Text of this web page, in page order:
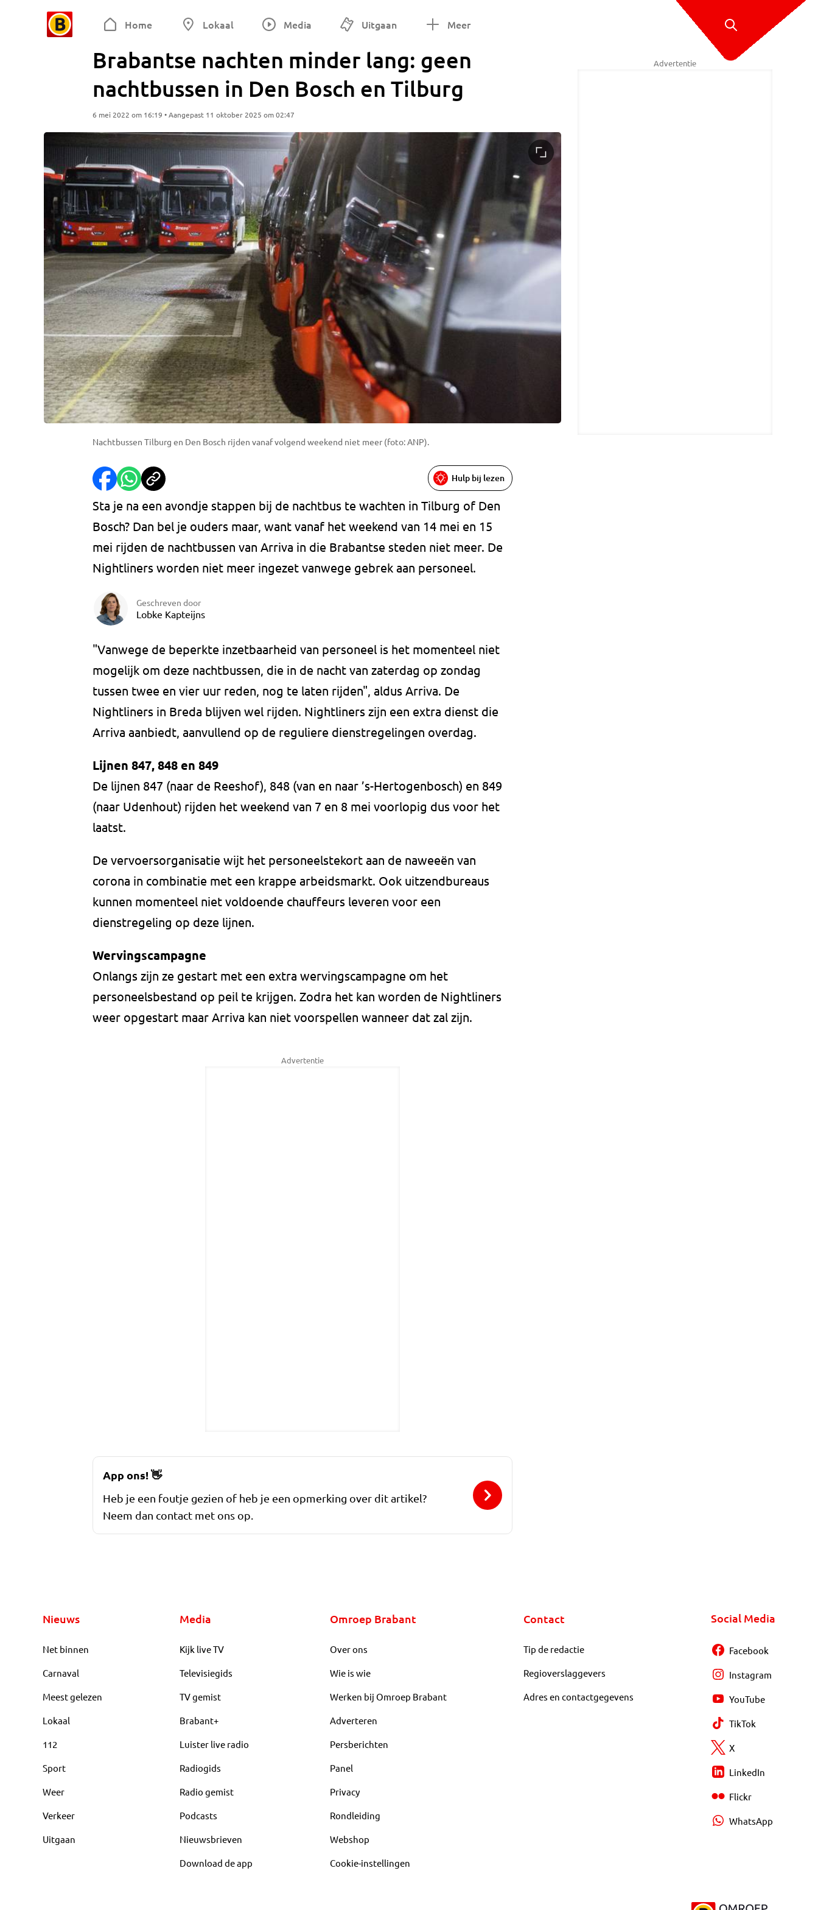
Home Lokaal Media Uitgaan Meer
Brabantse nachten minder lang: geen
nachtbussen in Den Bosch en Tilburg
6 mei 2022 om 16:19 • Aangepast 11 oktober 2025 om 02:47
Nachtbussen Tilburg en Den Bosch rijden vanaf volgend weekend niet meer (foto: ANP).
Hulp bij lezen
Sta je na een avondje stappen bij de nachtbus te wachten in Tilburg of Den
Bosch? Dan bel je ouders maar, want vanaf het weekend van 14 mei en 15
mei rijden de nachtbussen van Arriva in die Brabantse steden niet meer. De
Nightliners worden niet meer ingezet vanwege gebrek aan personeel.
Geschreven door
Lobke Kapteijns
"Vanwege de beperkte inzetbaarheid van personeel is het momenteel niet
mogelijk om deze nachtbussen, die in de nacht van zaterdag op zondag
tussen twee en vier uur reden, nog te laten rijden", aldus Arriva. De
Nightliners in Breda blijven wel rijden. Nightliners zijn een extra dienst die
Arriva aanbiedt, aanvullend op de reguliere dienstregelingen overdag.
Lijnen 847, 848 en 849
De lijnen 847 (naar de Reeshof), 848 (van en naar ’s-Hertogenbosch) en 849
(naar Udenhout) rijden het weekend van 7 en 8 mei voorlopig dus voor het
laatst.
De vervoersorganisatie wijt het personeelstekort aan de naweeën van
corona in combinatie met een krappe arbeidsmarkt. Ook uitzendbureaus
kunnen momenteel niet voldoende chauffeurs leveren voor een
dienstregeling op deze lijnen.
Wervingscampagne
Onlangs zijn ze gestart met een extra wervingscampagne om het
personeelsbestand op peil te krijgen. Zodra het kan worden de Nightliners
weer opgestart maar Arriva kan niet voorspellen wanneer dat zal zijn.
Advertentie
Advertentie
App ons!👋
Heb je een foutje gezien of heb je een opmerking over dit artikel?
Neem dan contact met ons op.
Nieuws
Net binnen
Carnaval
Meest gelezen
Lokaal
112
Sport
Weer
Verkeer
Uitgaan
Media
Kijk live TV
Televisiegids
TV gemist
Brabant+
Luister live radio
Radiogids
Radio gemist
Podcasts
Nieuwsbrieven
Download de app
Omroep Brabant
Over ons
Wie is wie
Werken bij Omroep Brabant
Adverteren
Persberichten
Panel
Privacy
Rondleiding
Webshop
Cookie-instellingen
Contact
Tip de redactie
Regioverslaggevers
Adres en contactgegevens
Social Media
Facebook
Instagram
YouTube
TikTok
X
LinkedIn
Flickr
WhatsApp